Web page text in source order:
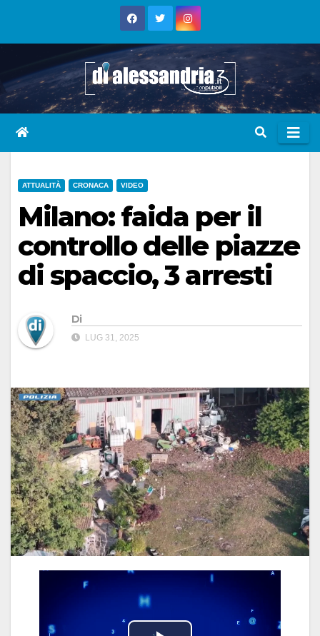
ATTUALITÀ CRONACA VIDEO
Milano: faida per il
controllo delle piazze
di spaccio, 3 arresti
Di
LUG 31, 2025